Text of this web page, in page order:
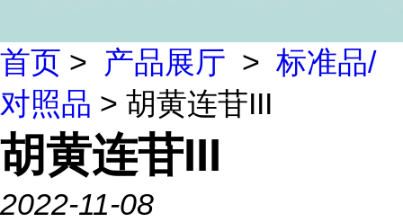
首页 > 产品展厅 > 标准品/
对照品 > 胡黄连苷III
胡黄连苷III
2022-11-08